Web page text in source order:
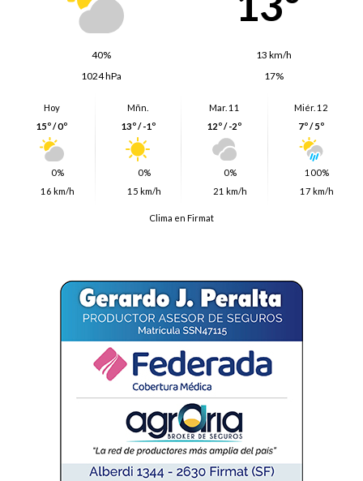
40%
13 km/h
1024 hPa
17%
Hoy
15º / 0º
0%
16 km/h
Mñn.
13º / -1º
0%
15 km/h
Mar. 11
12º / -2º
0%
21 km/h
Miér. 12
7º / 5º
100%
17 km/h
Clima en Firmat